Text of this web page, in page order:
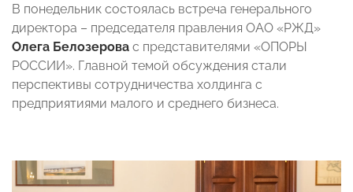
В понедельник состоялась встреча генерального
директора – председателя правления ОАО «РЖД»
Олега Белозерова с представителями «ОПОРЫ
РОССИИ». Главной темой обсуждения стали
перспективы сотрудничества холдинга с
предприятиями малого и среднего бизнеса.